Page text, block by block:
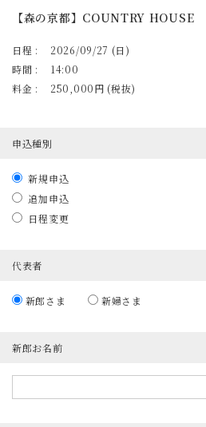
【森の京都】COUNTRY HOUSE
日程
2026/09/27 (日)
時間
14:00
料金
250,000円 (税抜)
申込種別
新規申込
追加申込
日程変更
代表者
新郎さま 新婦さま
新郎お名前